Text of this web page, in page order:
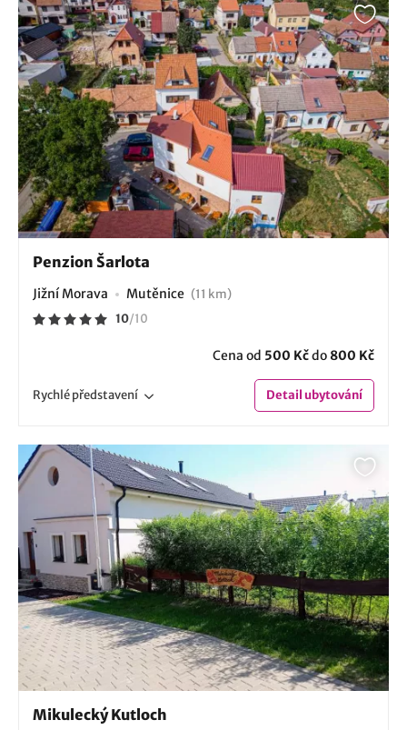
Penzion Šarlota
Jižní Morava Mutěnice (11 km)
10/10
Cena od 500 Kčdo 800 Kč
Rychlépředstavení Detailubytování
Mikulecký Kutloch